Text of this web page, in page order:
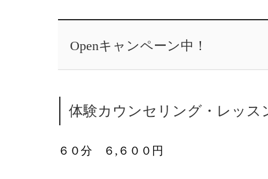
Openキャンペーン中！
体験カウンセリング・レッス
６０分 ６,６００円